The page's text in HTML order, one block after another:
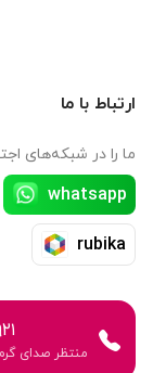
ارتباط با ما
ما را در شبکه‌های
whatsapp
rubika
منتظر صدای